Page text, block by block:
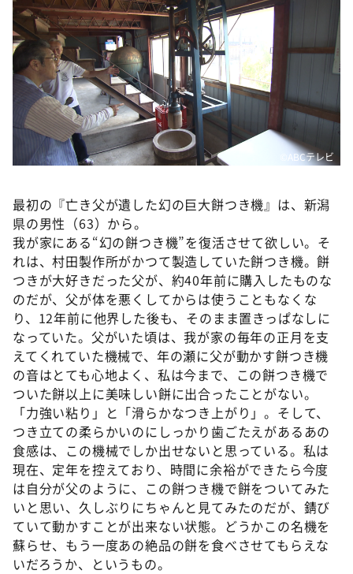
©ABCテレビ
最初の『亡き父が遺した幻の巨大餅つき機』は、新潟
県の男性（63）から。
我が家にある“幻の餅つき機”を復活させて欲しい。そ
れは、村田製作所がかつて製造していた餅つき機。餅
つきが大好きだった父が、約40年前に購入したものな
のだが、父が体を悪くしてからは使うこともなくな
り、12年前に他界した後も、そのまま置きっぱなしに
なっていた。父がいた頃は、我が家の毎年の正月を支
えてくれていた機械で、年の瀬に父が動かす餅つき機
の音はとても心地よく、私は今まで、この餅つき機で
ついた餅以上に美味しい餅に出合ったことがない。
「力強い粘り」と「滑らかなつき上がり」。そして、
つき立ての柔らかいのにしっかり歯ごたえがあるあの
食感は、この機械でしか出せないと思っている。私は
現在、定年を控えており、時間に余裕ができたら今度
は自分が父のように、この餅つき機で餅をついてみた
いと思い、久しぶりにちゃんと見てみたのだが、錆び
ていて動かすことが出来ない状態。どうかこの名機を
蘇らせ、もう一度あの絶品の餅を食べさせてもらえな
いだろうか、というもの。